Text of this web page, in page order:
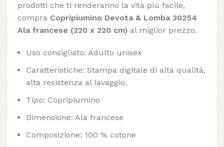
prodotti che ti renderanno la vità più facile,
compra Copripiumino Devota & Lomba 30254
Ala francese (220 x 220 cm) al miglior prezzo.
Uso consigliato: Adulto unisex
Caratteristiche: Stampa digitale di alta qualità,
alta resistenza al lavaggio.
Tipo: Copripiumino
Dimensione: Ala francese
Composizione: 100 % cotone